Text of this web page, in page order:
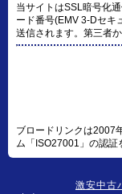
当サイトはSSL暗号化
ード番号(EMV 3-Dセキ
送信されます。第三者
ブロードリンクは2007
ム「ISO27001」の認証
激安中古